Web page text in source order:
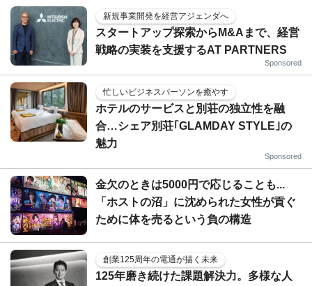
新規事業開発を経営アジェンダへ
スタートアップ探索からM&Aまで、経営
戦略の実装を支援するAT PARTNERS
Sponsored
忙しいビジネスパーソンを癒やす
ホテルのサービスと別荘の独立性を融
合…シェア別荘｢GLAMDAY STYLE｣の
魅力
Sponsored
金欠のときは5000円で応じることも...
「ホストの沼」に沈められた女性が貢ぐ
ために体を売るという負の構造
創業125周年の電通が描く未来
125年磨き続けた課題解決力。多様な人